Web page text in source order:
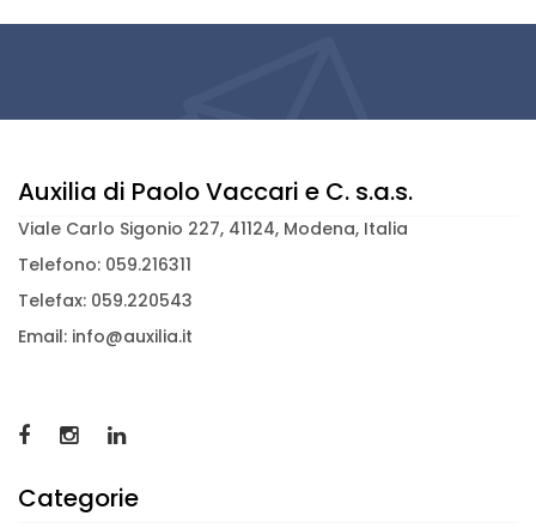
Auxilia di Paolo Vaccari e C. s.a.s.
Viale Carlo Sigonio 227, 41124, Modena, Italia
Telefono: 059.216311
Telefax: 059.220543
Email: info@auxilia.it
Categorie